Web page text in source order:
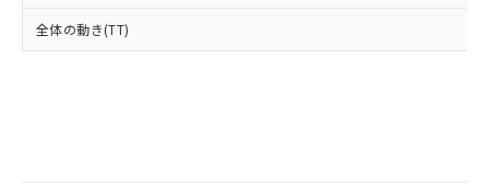
全体の動き(TT)荷製品に未対応品が混在することから備考